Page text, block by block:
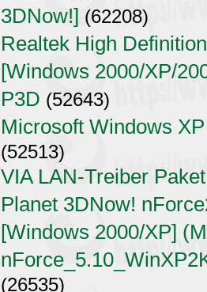
3DNow!] (62208)
Realtek High
[Windows 2000/XP/
P3D (52643)
Microsoft Windows
(52513)
VIA LAN-Treiber
Planet 3DNow!
[Windows 2000/XP]
(26535)